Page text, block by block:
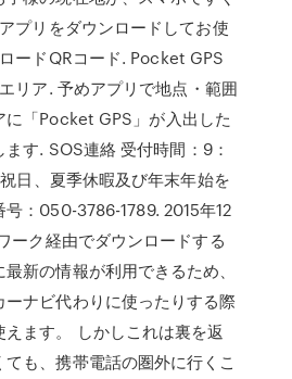
プリをダウンロードしてお使
ードQRコード. Pocket GPS
リア. 予めアプリで地点・範囲
に「Pocket GPS」が入出した
す. SOS連絡 受付時間：9：
日、夏季休暇及び年末年始を
：050-3786-1789. 2015年12
ーク経由でダウンロードする
新の情報が利用できるため、
ナビ代わりに使ったりする際
えます。 しかしこれは裏を返
も、携帯電話の圏外に行くこ